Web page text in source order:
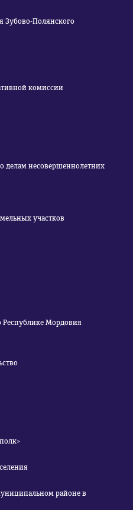
Зубово-Полянского
комиссии
делам несовершеннолетних
участков
Республике Мордовия
районе в